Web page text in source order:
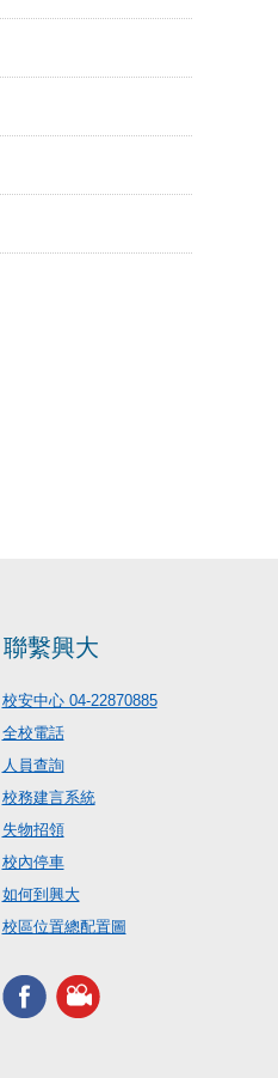
聯繫興大
校安中心 04-22870885
全校電話
人員查詢
校務建言系統
失物招領
校內停車
如何到興大
校區位置總配置圖